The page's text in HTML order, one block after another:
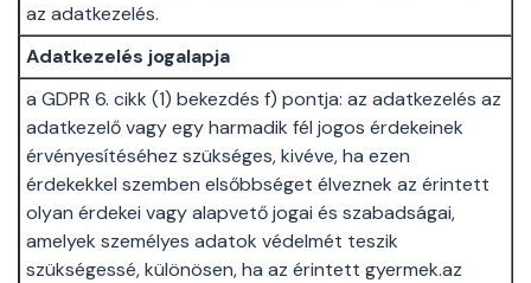
az adatkezelés.
Adatkezelés jogalapja
a GDPR 6. cikk (1) bekezdés f) pontja: az adatkezelés az
adatkezelő vagy egy harmadik fél jogos érdekeinek
érvényesítéséhez szükséges, kivéve, ha ezen
érdekekkel szemben elsőbbséget élveznek az érintett
olyan érdekei vagy alapvető jogai és szabadságai,
amelyek személyes adatok védelmét teszik
szükségessé, különösen, ha az érintett gyermek.az